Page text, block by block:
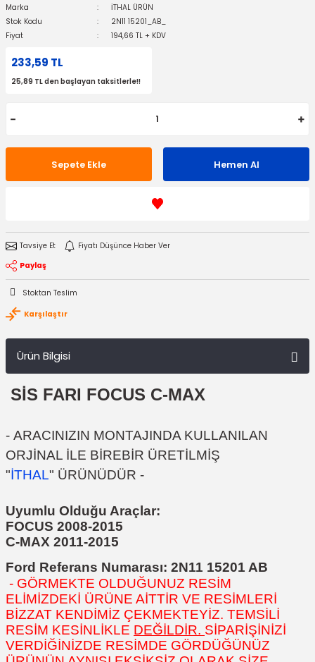
Marka
İTHAL ÜRÜN
Stok Kodu
2N11 15201_AB_
Fiyat
194,66 TL + KDV
233,59 TL
25,89 TL den başlayan taksitlerle!!
Sepete Ekle Hemen Al
Tavsiye Et
Fiyatı Düşünce Haber Ver
Paylaş
Stoktan Teslim
Karşılaştır
Ürün Bilgisi
SİS FARI FOCUS C-MAX
- ARACINIZIN MONTAJINDA KULLANILAN
ORJİNAL İLE BİREBİR ÜRETİLMİŞ
"İTHAL" ÜRÜNÜDÜR -
Uyumlu Olduğu Araçlar:
FOCUS 2008-2015
C-MAX 2011-2015
Ford Referans Numarası: 2N11 15201 AB
- GÖRMEKTE OLDUĞUNUZ RESİM
ELİMİZDEKİ ÜRÜNE AİTTİR VE RESİMLERİ
BİZZAT KENDİMİZ ÇEKMEKTEYİZ. TEMSİLİ
RESİM KESİNLİKLE DEĞİLDİR. SİPARİŞİNİZİ
VERDİĞİNİZDE RESİMDE GÖRDÜĞÜNÜZ